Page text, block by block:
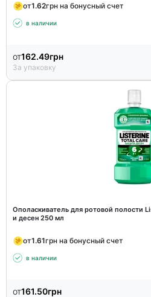
от1.62грн на бонусный счет
в наличии
от162.49грн
За упаковку
Ополаскиватель для ротовой полости
и десен 250 мл
от1.61грн на бонусный счет
в наличии
от161.50грн